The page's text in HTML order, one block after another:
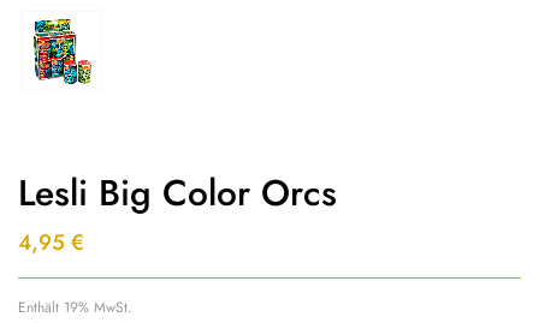
Lesli Big Color Orcs
4,95 €
Enthält 19% MwSt.